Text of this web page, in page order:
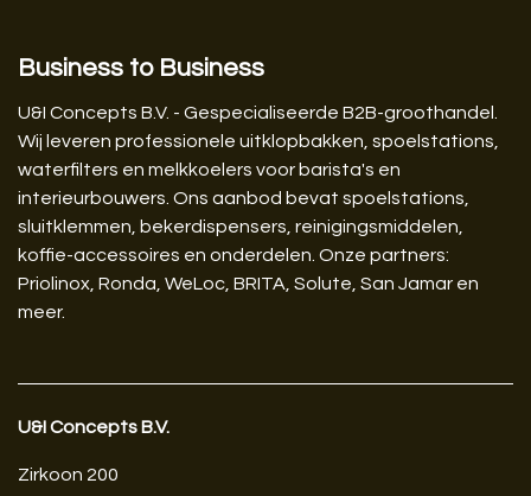
Business to Business
U&I Concepts B.V. - Gespecialiseerde B2B-groothandel.
Wij leveren professionele uitklopbakken, spoelstations,
waterfilters en melkkoelers voor barista's en
interieurbouwers. Ons aanbod bevat spoelstations,
sluitklemmen, bekerdispensers, reinigingsmiddelen,
koffie-accessoires en onderdelen. Onze partners:
Priolinox, Ronda, WeLoc, BRITA, Solute, San Jamar en
meer.
U&I Concepts B.V.​
Zirkoon 200